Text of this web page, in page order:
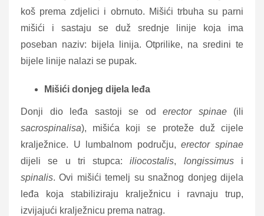
koš prema zdjelici i obrnuto. Mišići trbuha su parni
mišići i sastaju se duž srednje linije koja ima
poseban naziv: bijela linija. Otprilike, na sredini te
bijele linije nalazi se pupak.
Mišići donjeg dijela leđa
Donji dio leđa sastoji se od erector spinae(ili
sacrospinalisa), mišića koji se proteže duž cijele
kralježnice. U lumbalnom području,erector spinae
dijeli se u tri stupca:iliocostalis, longissimusi
spinalis. Ovi mišići temelj su snažnog donjeg dijela
leđa koja stabiliziraju kralježnicu i ravnaju trup,
izvijajući kralježnicu prema natrag.